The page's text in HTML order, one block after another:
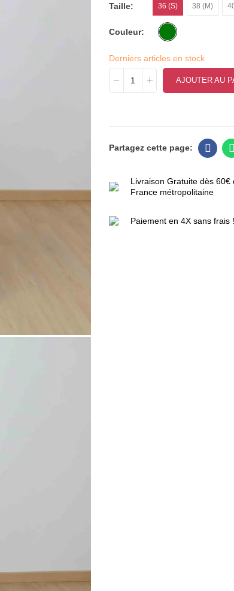
Taille 36 (S) 38 (M)
Couleur
Derniers articles en stock
AJOUTER AU
Livraison Gratuite dès 60€
France métropolitaine
Paiement en 4X sans frais !